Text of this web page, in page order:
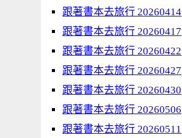
跟著書本去旅行 20260414
跟著書本去旅行 20260417
跟著書本去旅行 20260422
跟著書本去旅行 20260427
跟著書本去旅行 20260430
跟著書本去旅行 20260506
跟著書本去旅行 20260511